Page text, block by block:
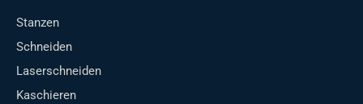
Stanzen
Schneiden
Laserschneiden
Kaschieren